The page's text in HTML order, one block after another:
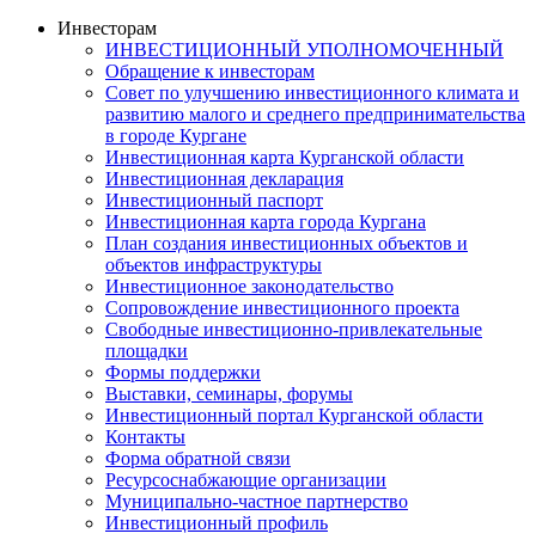
Инвесторам
ИНВЕСТИЦИОННЫЙ УПОЛНОМОЧЕННЫЙ
Обращение к инвесторам
Совет по улучшению инвестиционного климата и
развитию малого и среднего предпринимательства
в городе Кургане
Инвестиционная карта Курганской области
Инвестиционная декларация
Инвестиционный паспорт
Инвестиционная карта города Кургана
План создания инвестиционных объектов и
объектов инфраструктуры
Инвестиционное законодательство
Сопровождение инвестиционного проекта
Свободные инвестиционно-привлекательные
площадки
Формы поддержки
Выставки, семинары, форумы
Инвестиционный портал Курганской области
Контакты
Форма обратной связи
Ресурсоснабжающие организации
Муниципально-частное партнерство
Инвестиционный профиль